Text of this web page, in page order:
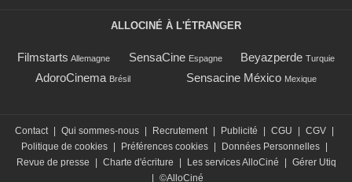
ALLOCINÉ À L'ÉTRANGER
Filmstarts Allemagne SensaCine Espagne Beyazperde Turquie
AdoroCinema Brésil Sensacine México Mexique
Contact Qui sommes-nous Recrutement Publicité CGU CGV
Politique de cookies
Préférences cookies Données Personnelles
Revue de presse
Charte d'écriture Les services AlloCiné
Gérer Utiq
©AlloCiné